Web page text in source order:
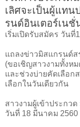
เลิศจะเป็นผู้แทน
รนด์อินเตอร์เนชั่
เริ่มเปิดรับสมัคร วัน
แถลงข่าวมิสแกรนด์ส
(ขอเชิญสาวงามทั้งห
และช่วงบ่ายคัดเลือก
เลือกในวันเดียวกัน
สาวงามผู้เข้าประกว
วันที่ 18 มีนาคม 2560